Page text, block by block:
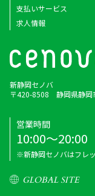
支払いサービス
求人情報
新静岡セノバ
〒420-8508 静岡県静岡
営業時間
10:00～20:00
※新静岡セノバはフレ
GLOBAL SITE